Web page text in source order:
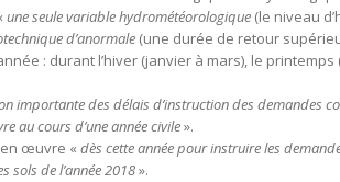
une seule variable hydrométéorologique (le niveau
d’anormale (une durée de retour
: durant l’hiver (janvier à mars), le
importante des délais d’instruction des demandes
au cours d’une année civile».
œuvre « dès cette année pour instruire les
sols de l’année 2018».